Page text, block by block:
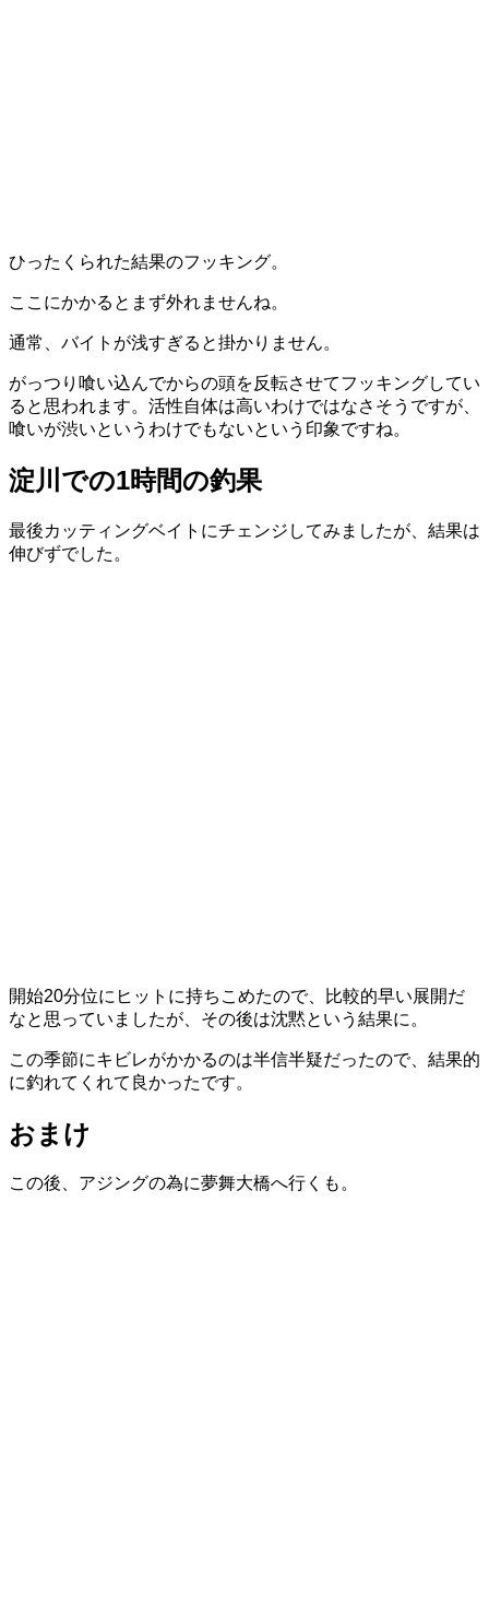
ひったくられた結果のフッキング。
ここにかかるとまず外れませんね。
通常、バイトが浅すぎると掛かりません。
がっつり喰い込んでからの頭を反転させてフッキングしてい
ると思われます。活性自体は高いわけではなさそうですが、
喰いが渋いというわけでもないという印象ですね。
淀川での1時間の釣果
最後カッティングベイトにチェンジしてみましたが、結果は
伸びずでした。
開始20分位にヒットに持ちこめたので、比較的早い展開だ
なと思っていましたが、その後は沈黙という結果に。
この季節にキビレがかかるのは半信半疑だったので、結果的
に釣れてくれて良かったです。
おまけ
この後、アジングの為に夢舞大橋へ行くも。